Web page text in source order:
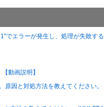
でエラーが発生し、処理が失敗する
動画説明】
因と対処方法を教えてください。